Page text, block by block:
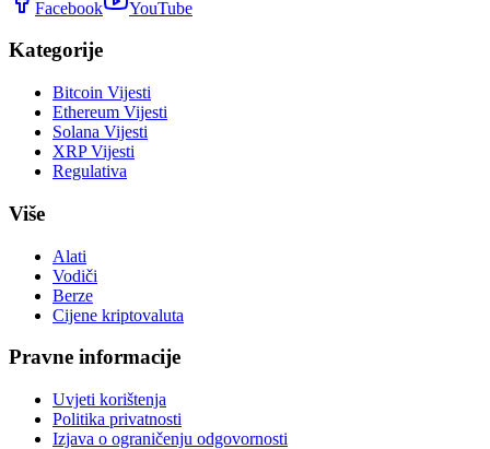
Facebook YouTube
Kategorije
Bitcoin Vijesti
Ethereum Vijesti
Solana Vijesti
XRP Vijesti
Regulativa
Više
Alati
Vodiči
Berze
Cijene kriptovaluta
Pravne informacije
Uvjeti korištenja
Politika privatnosti
Izjava o ograničenju odgovornosti